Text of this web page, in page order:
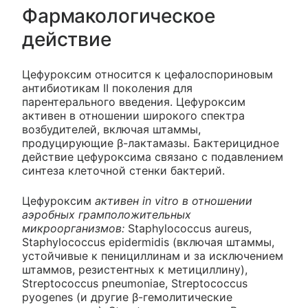
Фармакологическое
действие
Цефуроксим относится к цефалоспориновым
антибиотикам II поколения для
парентерального введения. Цефуроксим
активен в отношении широкого спектра
возбудителей, включая штаммы,
продуцирующие β-лактамазы. Бактерицидное
действие цефуроксима связано с подавлением
синтеза клеточной стенки бактерий.
Цефуроксим активен in vitro в отношении
аэробных грамположительных
микроорганизмов: Staphylococcus aureus,
Staphylococcus epidermidis (включая штаммы,
устойчивые к пенициллинам и за исключением
штаммов, резистентных к метициллину),
Streptococcus pneumoniae, Streptococcus
pyogenes (и другие β-гемолитические